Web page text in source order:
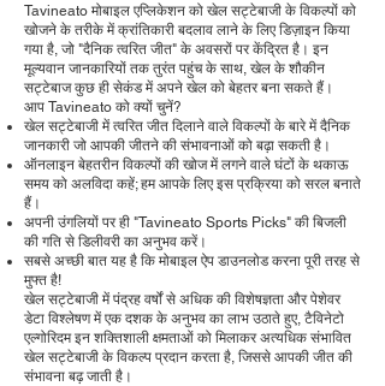
Tavineato मोबाइल एप्लिकेशन को खेल सट्टेबाजी के विकल्पों को
खोजने के तरीके में क्रांतिकारी बदलाव लाने के लिए डिज़ाइन किया
गया है, जो "दैनिक त्वरित जीत" के अवसरों पर केंद्रित है। इन
मूल्यवान जानकारियों तक तुरंत पहुंच के साथ, खेल के शौकीन
सट्टेबाज कुछ ही सेकंड में अपने खेल को बेहतर बना सकते हैं।
आप Tavineato को क्यों चुनें?
खेल सट्टेबाजी में त्वरित जीत दिलाने वाले विकल्पों के बारे में दैनिक
जानकारी जो आपकी जीतने की संभावनाओं को बढ़ा सकती है।
ऑनलाइन बेहतरीन विकल्पों की खोज में लगने वाले घंटों के थकाऊ
समय को अलविदा कहें; हम आपके लिए इस प्रक्रिया को सरल बनाते
हैं।
अपनी उंगलियों पर ही "Tavineato Sports Picks" की बिजली
की गति से डिलीवरी का अनुभव करें।
सबसे अच्छी बात यह है कि मोबाइल ऐप डाउनलोड करना पूरी तरह से
मुफ्त है!
खेल सट्टेबाजी में पंद्रह वर्षों से अधिक की विशेषज्ञता और पेशेवर
डेटा विश्लेषण में एक दशक के अनुभव का लाभ उठाते हुए, टैविनेटो
एल्गोरिदम इन शक्तिशाली क्षमताओं को मिलाकर अत्यधिक संभावित
खेल सट्टेबाजी के विकल्प प्रदान करता है, जिससे आपकी जीत की
संभावना बढ़ जाती है।